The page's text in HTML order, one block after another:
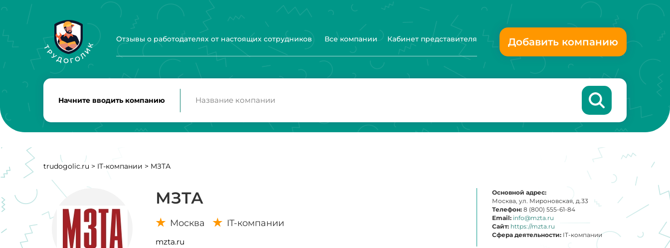
Отзывы о работодателях от настоящих сотрудников Все компании Кабинет представителя Добавить компанию
Начните вводить компанию
trudogolic.ru > IT-компании > МЗТА
МЗТА
Москва IT-компании
mzta.ru
Основной адрес:
Москва, ул. Мироновская, д.33
Телефон: 8 (800) 555-61-84
Email: info@mzta.ru
Сайт: https://mzta.ru
Сфера деятельности: IT-компании